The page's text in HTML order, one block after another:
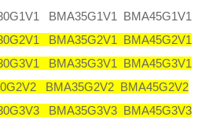
BMA35G1V1 BMA45G1V1
BMA35G2V1 BMA45G2V1
BMA35G3V1 BMA45G3V1
BMA35G2V2 BMA45G2V2
BMA35G3V3 BMA45G3V3